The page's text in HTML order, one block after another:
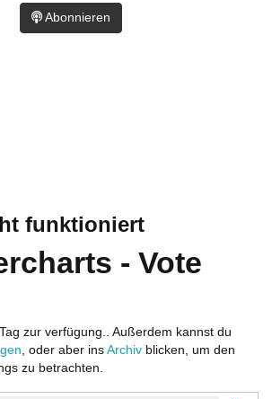
funktioniert
- Vote
zur verfügung.. Außerdem kannst du
, oder aber ins Archiv blicken, um den
zu betrachten.
Abonnieren